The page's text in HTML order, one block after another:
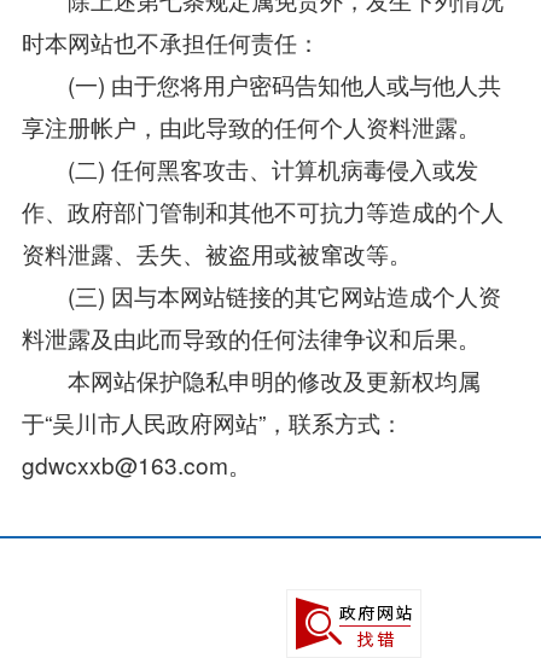
时本网站也不承担任何责任：
(一) 由于您将用户密码告知他人或与他人共
享注册帐户，由此导致的任何个人资料泄露。
(二) 任何黑客攻击、计算机病毒侵入或发
作、政府部门管制和其他不可抗力等造成的个人
资料泄露、丢失、被盗用或被窜改等。
(三) 因与本网站链接的其它网站造成个人资
料泄露及由此而导致的任何法律争议和后果。
本网站保护隐私申明的修改及更新权均属
于“吴川市人民政府网站”，联系方式：
gdwcxxb@163.com。